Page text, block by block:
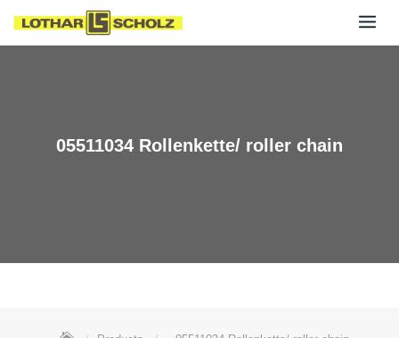
05511034 Rollenkette/ roller chain